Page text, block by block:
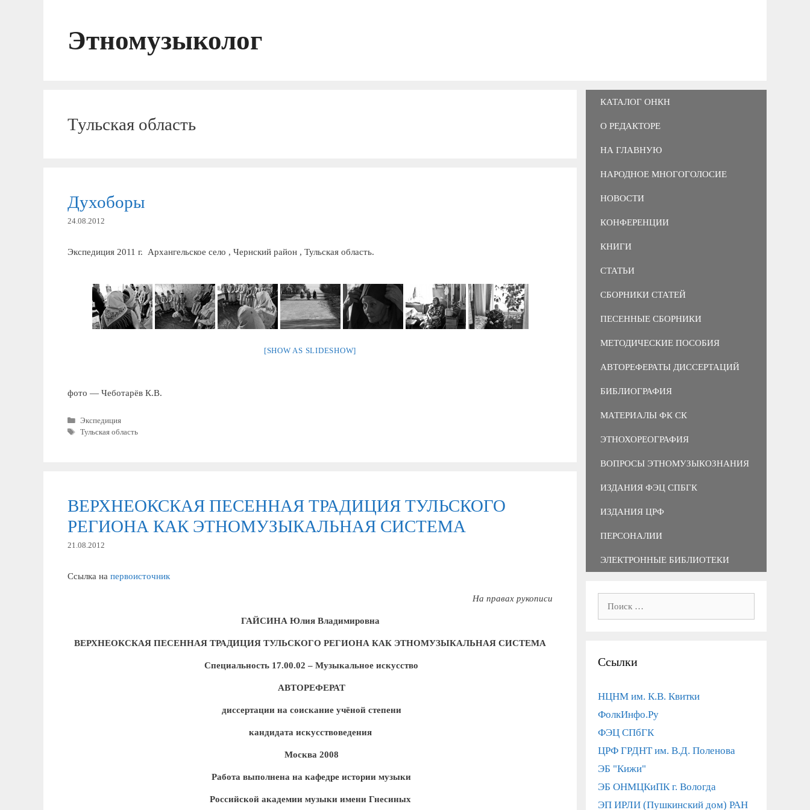
Этномузыколог
Тульская область
Духоборы
24.08.2012
Экспедиция 2011 г. Архангельское село , Чернский район , Тульская область.
[SHOW AS SLIDESHOW]
фото — Чеботарёв К.В.
Рубрики
Экспедиция
Метки
Тульская область
ВЕРХНЕОКСКАЯ ПЕСЕННАЯ ТРАДИЦИЯ ТУЛЬСКОГО
РЕГИОНА КАК ЭТНОМУЗЫКАЛЬНАЯ СИСТЕМА
21.08.2012
Ссылка на первоисточник
На правах рукописи
ГАЙСИНА Юлия Владимировна
ВЕРХНЕОКСКАЯ ПЕСЕННАЯ ТРАДИЦИЯ ТУЛЬСКОГО РЕГИОНА КАК ЭТНОМУЗЫКАЛЬНАЯ СИСТЕМА
Специальность 17.00.02 – Музыкальное искусство
АВТОРЕФЕРАТ
диссертации на соискание учёной степени
кандидата искусствоведения
Москва 2008
Работа выполнена на кафедре истории музыки
Российской академии музыки имени Гнесиных
КАТАЛОГ ОНКН
О РЕДАКТОРЕ
НА ГЛАВНУЮ
НАРОДНОЕ МНОГОГОЛОСИЕ
НОВОСТИ
КОНФЕРЕНЦИИ
КНИГИ
СТАТЬИ
СБОРНИКИ СТАТЕЙ
ПЕСЕННЫЕ СБОРНИКИ
МЕТОДИЧЕСКИЕ ПОСОБИЯ
АВТОРЕФЕРАТЫ ДИССЕРТАЦИЙ
БИБЛИОГРАФИЯ
МАТЕРИАЛЫ ФК СК
ЭТНОХОРЕОГРАФИЯ
ВОПРОСЫ ЭТНОМУЗЫКОЗНАНИЯ
ИЗДАНИЯ ФЭЦ СПБГК
ИЗДАНИЯ ЦРФ
ПЕРСОНАЛИИ
ЭЛЕКТРОННЫЕ БИБЛИОТЕКИ
Ссылки
НЦНМ им. К.В. Квитки
ФолкИнфо.Ру
ФЭЦ СПбГК
ЦРФ ГРДНТ им. В.Д. Поленова
ЭБ "Кижи"
ЭБ ОНМЦКиПК г. Вологда
ЭП ИРЛИ (Пушкинский дом) РАН